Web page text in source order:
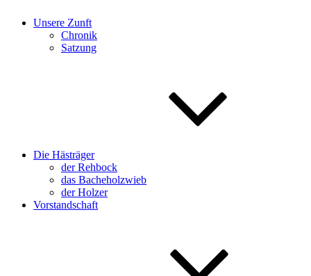
Unsere Zunft
Chronik
Satzung
Die Hästräger
der Rehbock
das Bacheholzwieb
der Holzer
Vorstandschaft